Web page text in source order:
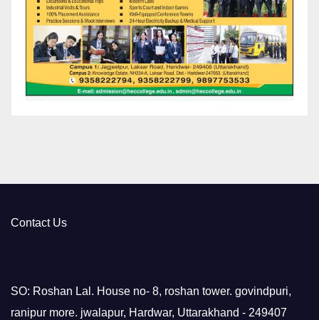
Contact Us
SO: Roshan Lal. House no- 8, roshan tower. govindpuri,
ranipur more. jwalapur, Hardwar, Uttarakhand - 249407